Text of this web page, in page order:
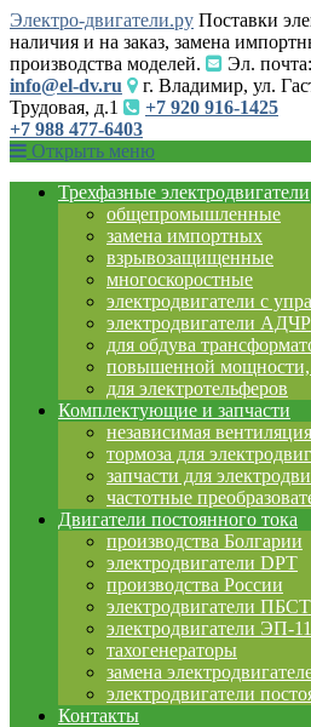
Электро-двигатели.ру Поставки
наличия и на заказ, замена
производства моделей.
Эл. почта:
info@el-dv.ru
г. Владимир, ул.
Трудовая, д.1
+7 920 916-1425
+7 988 477-6403
Открыть меню
Трехфазные электродвигатели
общепромышленные
замена импортных
взрывозащищенные
многоскоростные
электродвигатели с
электродвигатели АДЧР
для обдува
повышенной мощности,
для электротельферов
Комплектующие и запчасти
независимая вентиляция
тормоза для
запчасти для
частотные
Двигатели постоянного тока
производства Болгарии
электродвигатели DPT
производства России
электродвигатели ПБСТ
электродвигатели ЭП-
тахогенераторы
замена
электродвигатели
Контакты